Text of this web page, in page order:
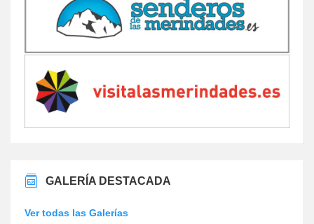
GALERÍA DESTACADA
Ver todas las Galerías